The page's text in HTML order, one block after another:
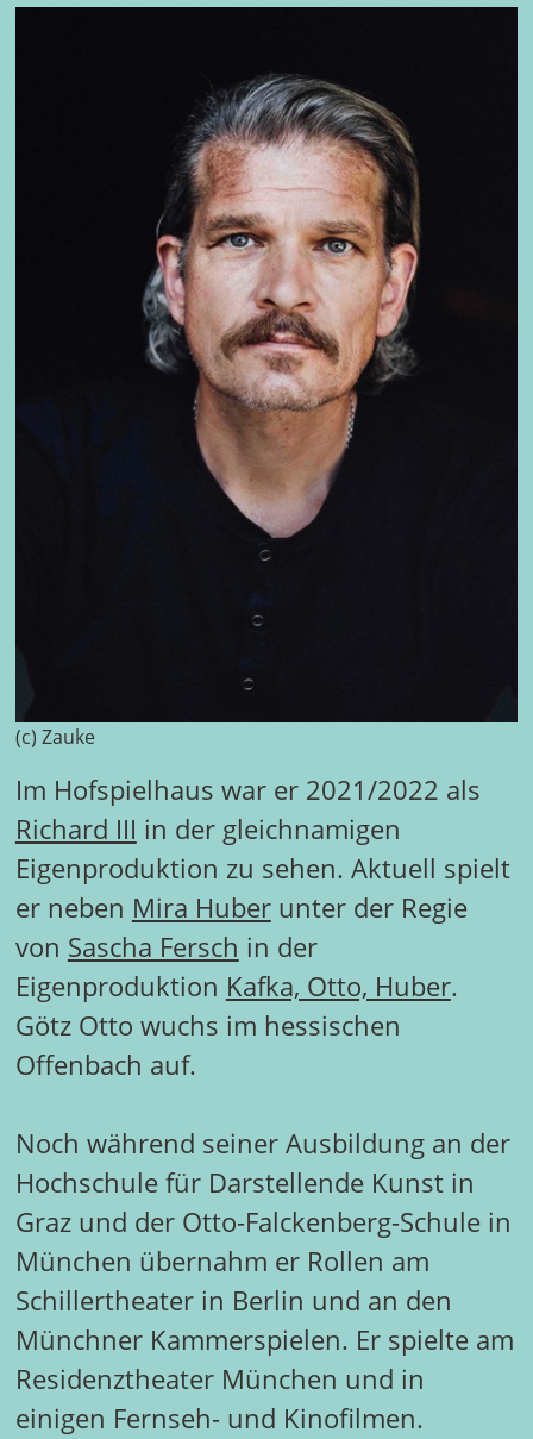
(c) Zauke
Im Hofspielhaus war er 2021/2022 als
Richard III in der gleichnamigen
Eigenproduktion zu sehen. Aktuell spielt
er neben Mira Huberunter der Regie
von Sascha Fersch in der
Eigenproduktion Kafka, Otto, Huber.
Götz Otto wuchs im hessischen
Offenbach auf.
Noch während seiner Ausbildung an der
Hochschule für Darstellende Kunst in
Graz und der Otto-Falckenberg-Schule in
München übernahm er Rollen am
Schillertheater in Berlin und an den
Münchner Kammerspielen. Er spielte am
Residenztheater München und in
einigen Fernseh- und Kinofilmen.